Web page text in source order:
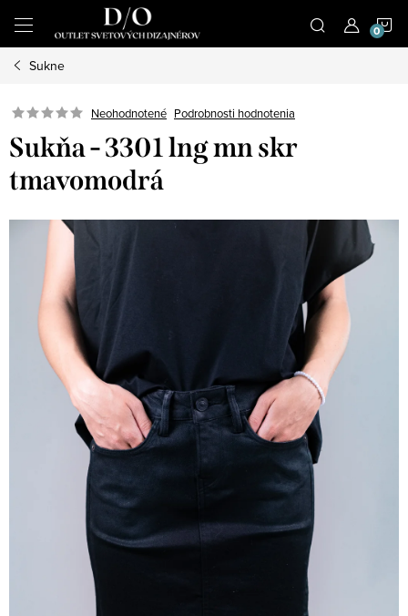
obsah
Sukne
Neohodnotené Podrobnosti hodnotenia
Sukňa - 3301 lng mn skr
tmavomodrá